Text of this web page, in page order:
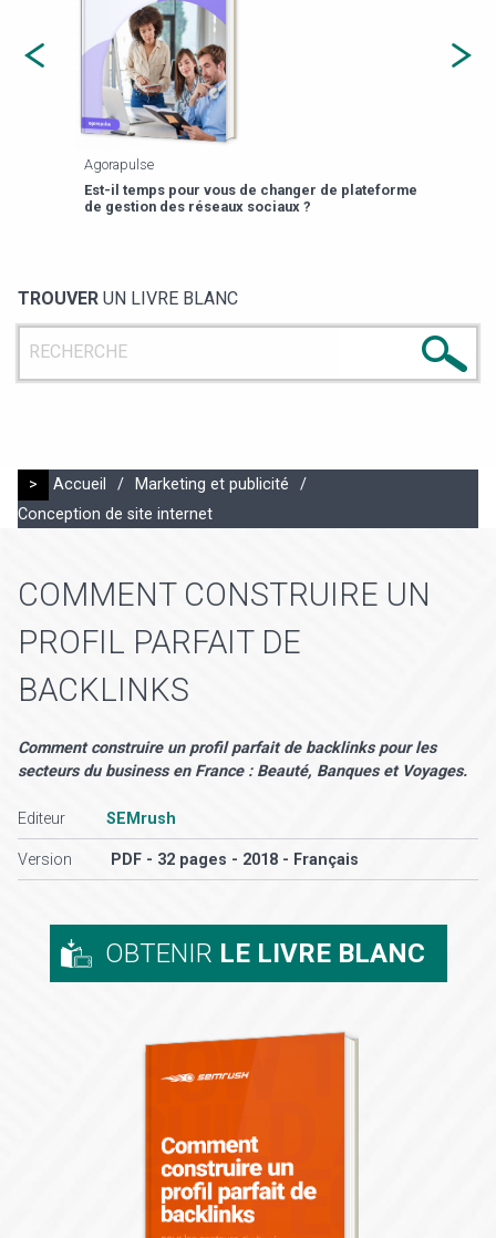
Agorapulse
Est-il temps pour vous de changer de plateforme
de gestion des réseaux sociaux ?
TROUVER UN LIVRE BLANC
> Accueil / Marketing et publicité
/
Conception de site internet
COMMENT CONSTRUIRE UN
PROFIL PARFAIT DE
BACKLINKS
Comment construire un profil parfait de backlinks pour les
secteurs du business en France : Beauté, Banques et Voyages.
Editeur SEMrush
Version PDF - 32 pages - 2018 - Français
OBTENIR LE LIVRE BLANC